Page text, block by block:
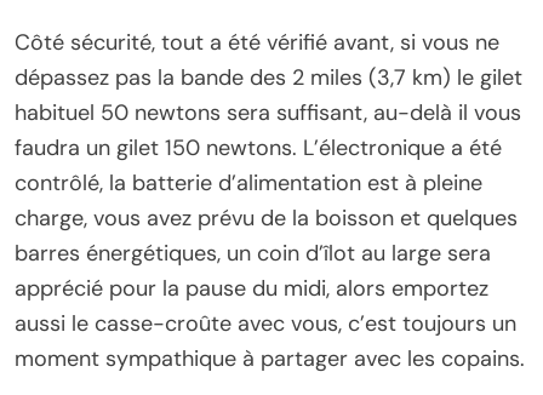
Côté sécurité, tout a été vérifié avant, si vous ne
dépassez pas la bande des 2 miles (3,7 km) le gilet
habituel 50 newtons sera suffisant, au-delà il vous
faudra un gilet 150 newtons. L’électronique a été
contrôlé, la batterie d’alimentation est à pleine
charge, vous avez prévu de la boisson et quelques
barres énergétiques, un coin d’îlot au large sera
apprécié pour la pause du midi, alors emportez
aussi le casse-croûte avec vous, c’est toujours un
moment sympathique à partager avec les copains.